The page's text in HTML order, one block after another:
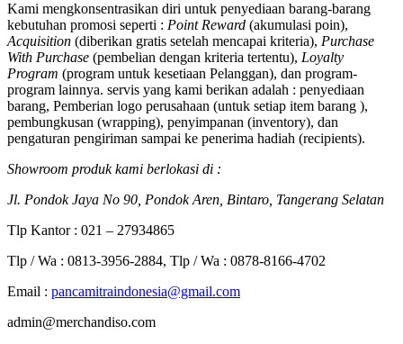
Kami mengkonsentrasikan diri untuk penyediaan barang-barang
kebutuhan promosi seperti : Point Reward (akumulasi poin),
Acquisition (diberikan gratis setelah mencapai kriteria), Purchase
With Purchase (pembelian dengan kriteria tertentu), Loyalty
Program (program untuk kesetiaan Pelanggan), dan program-
program lainnya. servis yang kami berikan adalah : penyediaan
barang, Pemberian logo perusahaan (untuk setiap item barang ),
pembungkusan (wrapping), penyimpanan (inventory), dan
pengaturan pengiriman sampai ke penerima hadiah (recipients).
Showroom produk kami berlokasi di :
Jl. Pondok Jaya No 90, Pondok Aren, Bintaro, Tangerang Selatan
Tlp Kantor : 021 – 27934865
Tlp / Wa : 0813-3956-2884, Tlp / Wa : 0878-8166-4702
Email : pancamitraindonesia@gmail.com
admin@merchandiso.com